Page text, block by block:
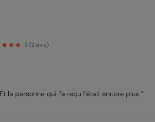
5(2 avis)
“J’ai adoré ce modèle et son design Et la personne qui l’a reçu l’était encore plus ”